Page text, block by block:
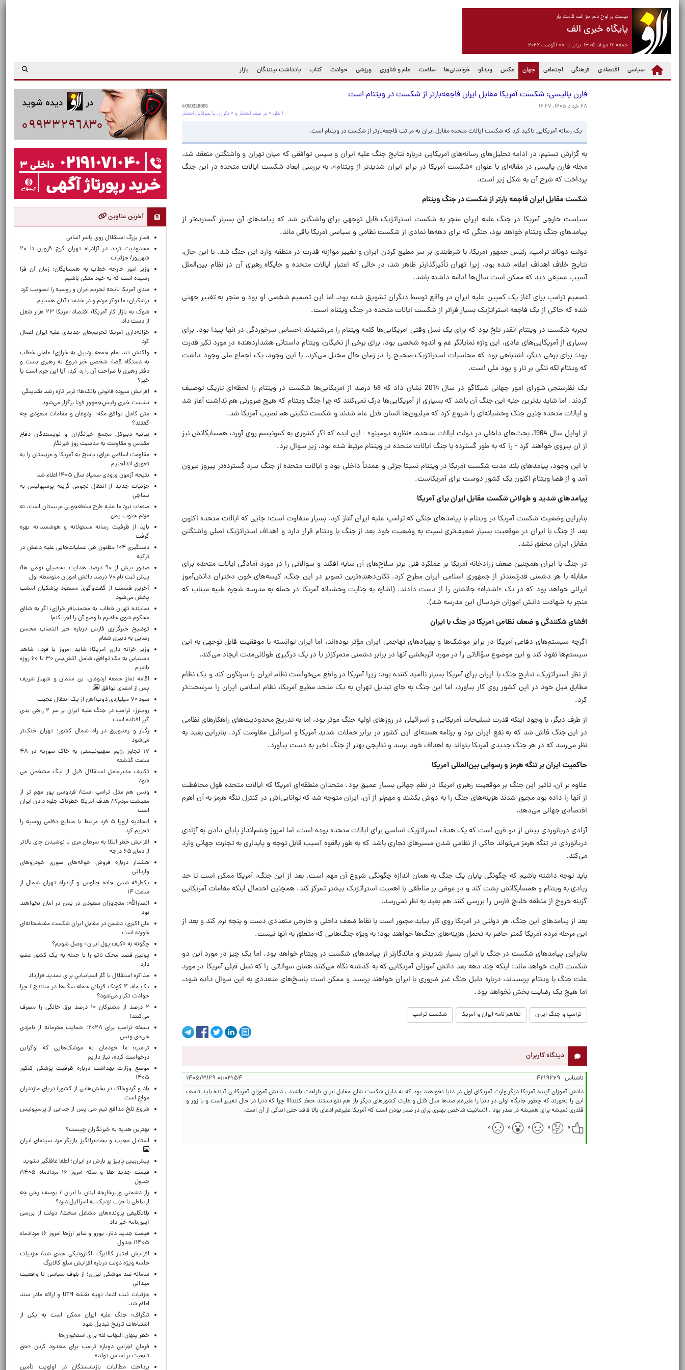
نیست بر لوح دلم جز الف قامت یار
پایگاه خبری الف
جمعه ۱۶ مرداد ۱۴۰۵ برابر با ۰۷ آگوست ۲۰۲۶
سیاسی اقتصادی فرهنگی اجتماعی جهان
(current) عکس ویدئو خواندنی‌ها سلامت علم و فناوری ورزشی حوادث کتاب یادداشت بینندگان بازار
فارن پالیسی: شکست آمریکا مقابل ایران فاجعه‌بارتر از شکست در ویتنام است
۲۸ خرداد ۱۴۰۵، ۱۶:۲۷
4050328065
۱ نظر، ۰ در صف انتشار و ۰ تکراری یا غیرقابل انتشار
یک رسانه آمریکایی تاکید کرد که شکست ایالات متحده مقابل ایران به مراتب فاجعه‌بارتر از شکست در ویتنام است.
به گزارش تسنیم، در ادامه تحلیل‌های رسانه‌های آمریکایی درباره نتایج جنگ علیه ایران و سپس توافقی که میان تهران و واشنگتن منعقد شد،
مجله فارن پالیسی در مقاله‌ای با عنوان «شکست آمریکا در برابر ایران شدیدتر از ویتنام»، به بررسی ابعاد شکست ایالات متحده در این جنگ
پرداخت که شرح آن به شکل زیر است.
شکست مقابل ایران فاجعه بارتر از شکست در جنگ ویتنام
سیاست خارجی آمریکا در جنگ علیه ایران منجر به شکست استراتژیک قابل توجهی برای واشنگتن شد که پیامدهای آن بسیار گسترده‌تر از
پیامدهای جنگ ویتنام خواهد بود، جنگی که برای دهه‌ها نمادی از شکست نظامی و سیاسی آمریکا باقی ماند.
دولت دونالد ترامپ، رئیس جمهور آمریکا، با شرط‌بندی بر سر مطیع کردن ایران و تغییر موازنه قدرت در منطقه وارد این جنگ شد. با این حال،
نتایج خلاف اهداف اعلام شده بود، زیرا تهران تأثیرگذارتر ظاهر شد، در حالی که اعتبار ایالات متحده و جایگاه رهبری آن در نظام بین‌الملل
آسیب عمیقی دید که ممکن است سال‌ها ادامه داشته باشد.
تصمیم ترامپ برای آغاز یک کمپین علیه ایران در واقع توسط دیگران تشویق شده بود، اما این تصمیم شخصی او بود و منجر به تغییر جهتی
شده که حاکی از یک فاجعه استراتژیک بسیار فراتر از شکست ایالات متحده در جنگ ویتنام است.
تجربه شکست در ویتنام آنقدر تلخ بود که برای یک نسل وقتی آمریکایی‌ها کلمه ویتنام را می‌شنیدند احساس سرخوردگی در آنها پیدا بود. برای
بسیاری از آمریکایی‌های عادی، این واژه نمایانگر غم و اندوه شخصی بود. برای برخی از نخبگان، ویتنام داستانی هشداردهنده در مورد تکبر قدرت
بود؛ برای برخی دیگر، اشتباهی بود که محاسبات استراتژیک صحیح را در زمان حال مختل می‌کرد. با این وجود، یک اجماع ملی وجود داشت
که ویتنام لکه ننگی بر تار و پود ملی است.
یک نظرسنجی شورای امور جهانی شیکاگو در سال 2014 نشان داد که 58 درصد از آمریکایی‌ها شکست در ویتنام را لحظه‌ای تاریک توصیف
کردند. اما شاید بدترین جنبه این جنگ آن باشد که بسیاری از آمریکایی‌ها درک نمی‌کنند که چرا جنگ ویتنام که هیچ ضرورتی هم نداشت آغاز شد
و ایالات متحده چنین جنگ وحشیانه‌ای را شروع کرد که میلیون‌ها انسان قتل عام شدند و شکست ننگینی هم نصیب آمریکا شد.
از اوایل سال 1964، بحث‌های داخلی در دولت ایالات متحده، «نظریه دومینو» - این ایده که اگر کشوری به کمونیسم روی آورد، همسایگانش نیز
از آن پیروی خواهند کرد - را که به طور گسترده با جنگ ایالات متحده در ویتنام مرتبط شده بود، زیر سوال برد.
با این وجود، پیامدهای بلند مدت شکست آمریکا در ویتنام نسبتا جزئی و عمدتاً داخلی بود و ایالات متحده از جنگ سرد گسترده‌تر پیروز بیرون
آمد و از قضا ویتنام اکنون یک کشور دوست برای آمریکاست.
پیامدهای شدید و طولانی شکست مقابل ایران برای آمریکا
بنابراین وضعیت شکست آمریکا در ویتنام با پیامدهای جنگی که ترامپ علیه ایران آغاز کرد، بسیار متفاوت است؛ جایی که ایالات متحده اکنون
بعد از جنگ با ایران در موقعیت بسیار ضعیف‌تری نسبت به وضعیت خود بعد از جنگ با ویتنام قرار دارد و اهداف استراتژیک اصلی واشنگتن
مقابل ایران محقق نشد.
در جنگ با ایران همچنین ضعف زرادخانه آمریکا بر عملکرد فنی برتر سلاح‌های آن سایه افکند و سوالاتی را در مورد آمادگی ایالات متحده برای
مقابله با هر دشمنی قدرتمندتر از جمهوری اسلامی ایران مطرح کرد. تکان‌دهنده‌ترین تصویر در این جنگ، کیسه‌های خون دختران دانش‌آموز
ایرانی خواهد بود که در یک «اشتباه» جانشان را از دست دادند. (اشاره به جنایت وحشیانه آمریکا در حمله به مدرسه شجره طیبه میناب که
منجر به شهادت دانش آموزان خردسال این مدرسه شد).
افشای شکنندگی و ضعف نظامی آمریکا در جنگ با ایران
اگرچه سیستم‌های دفاعی آمریکا در برابر موشک‌ها و پهپادهای تهاجمی ایران مؤثر بوده‌اند، اما ایران توانسته با موفقیت قابل توجهی به این
سیستم‌ها نفوذ کند و این موضوع سؤالاتی را در مورد اثربخشی آنها در برابر دشمنی متمرکزتر یا در یک درگیری طولانی‌مدت ایجاد می‌کند.
از نظر استراتژیک، نتایج جنگ با ایران برای آمریکا بسیار ناامید کننده بود؛ زیرا آمریکا در واقع می‌خواست نظام ایران را سرنگون کند و یک نظام
مطابق میل خود در این کشور روی کار بیاورد، اما این جنگ به جای تبدیل تهران به یک متحد مطیع آمریکا، نظام اسلامی ایران را سرسخت‌تر
کرد.
از طرف دیگر، با وجود اینکه قدرت تسلیحات آمریکایی و اسرائیلی در روزهای اولیه جنگ موثر بود، اما به تدریج محدودیت‌های راهکارهای نظامی
در این جنگ فاش شد که به نفع ایران بود و برنامه هسته‌ای این کشور در برابر حملات شدید آمریکا و اسرائیل مقاومت کرد. بنابراین بعید به
نظر می‌رسد که در هر جنگ جدیدی آمریکا بتواند به اهداف خود برسد و نتایجی بهتر از جنگ اخیر به دست بیاورد.
حاکمیت ایران بر تنگه هرمز و رسوایی بین‌المللی آمریکا
علاوه بر آن، تاثیر این جنگ بر موقعیت رهبری آمریکا در نظم جهانی بسیار عمیق بود. متحدان منطقه‌ای آمریکا که ایالات متحده قول محافظت
از آنها را داده بود مجبور شدند هزینه‌های جنگ را به دوش بکشند و مهم‌تر از آن، ایران متوجه شد که توانایی‌اش در کنترل تنگه هرمز به آن اهرم
اقتصادی جهانی می‌دهد.
آزادی دریانوردی بیش از دو قرن است که یک هدف استراتژیک اساسی برای ایالات متحده بوده است، اما امروز چشم‌انداز پایان دادن به آزادی
دریانوردی در تنگه هرمز می‌تواند حاکی از نظامی شدن مسیرهای تجاری باشد که به طور بالقوه آسیب قابل توجه و پایداری به تجارت جهانی وارد
می‌کند.
باید توجه داشته باشیم که چگونگی پایان یک جنگ به همان اندازه چگونگی شروع آن مهم است. بعد از این جنگ، آمریکا ممکن است تا حد
زیادی به ویتنام و همسایگانش پشت کند و در عوض بر مناطقی با اهمیت استراتژیک بیشتر تمرکز کند. همچنین احتمال اینکه مقامات آمریکایی
گزینه خروج از منطقه خلیج فارس را بررسی کنند هم بعید به نظر نمی‌رسد.
بعد از پیامدهای این جنگ، هر دولتی در آمریکا روی کار بیاید مجبور است با نقاط ضعف داخلی و خارجی متعددی دست و پنجه نرم کند و بعد از
این مرحله مردم آمریکا کمتر حاضر به تحمل هزینه‌های جنگ‌ها خواهند بود؛ به ویژه جنگ‌هایی که متعلق به آنها نیست.
بنابراین پیامدهای شکست در جنگ با ایران بسیار شدیدتر و ماندگارتر از پیامدهای شکست در ویتنام خواهد بود. اما یک چیز در مورد این دو
شکست ثابت خواهد ماند: اینکه چند دهه بعد دانش آموزان آمریکایی که به گذشته نگاه می‌کنند همان سوالاتی را که نسل قبلی آمریکا در مورد
علت جنگ با ویتنام پرسیدند، درباره دلیل جنگ غیر ضروری با ایران خواهند پرسید و ممکن است پاسخ‌های متعددی به این سوال داده شود،
اما هیچ یک رضایت بخش نخواهد بود.
ترامپ و جنگ ایران تفاهم نامه ایران و آمریکا شکست ترامپ
دیدگاه کاربران
ناشناس ۴۲۱۹۲۶۹
۰۱:۰۳:۵۴ ۱۴۰۵/۳/۲۹
دانش آموزان آینده آمریکا دیگر وارث آمریکای اول در دنیا نخواهند بود که به دلیل شکست شان مقابل ایران ناراحت باشند . دانش آموزان آمریکایی آینده باید تاسف
این را بخورند که چطور جایگاه اولی در دنیا را علیرغم صدها سال قتل و غارت کشورهای دیگر باز هم نتوانستند حفظ کنند‌!!! چرا که دنیا در حال تغییر است و با زور و
قلدری نمیشه برای همیشه در صدر بود . انسانیت شاخص بهتری برای در صدر بودن است که آمریکا علیرغم ادعای بالا فاقد حتی اندکی از آن است.
۰
۰ ۰ ۰ ۰
آخرین عناوین
قمار بزرگ استقلال روی یاسر آسانی
محدودیت تردد در آزادراه تهران کرج قزوین تا ۲۰
شهریور/ جزئیات
وزیر امور خارجه خطاب به همسایگان: زمان آن فرا
رسیده است که به خود متکی باشیم
سنای آمریکا لایحه تحریم ایران و روسیه را تصویب کرد
پزشکیان: ما نوکر مردم و در خدمت آنان هستیم
شوک به بازار کار آمریکا/ اقتصاد امریکا ۲۳ هزار شغل
از دست داد
خزانه‌داری آمریکا تحریم‌های جدیدی علیه ایران اعمال
کرد
واکنش تند امام جمعه اردبیل به خرازی/ عاملی خطاب
به دستگاه قضا: شخصی خبر دروغ به رهبری بست و
دفتر رهبری با صراحت آن را رد کرد، آیا این جرم است یا
خیر؟
افزایش سپرده قانونی بانک‌ها؛ ترمز تازه رشد نقدینگی
نشست خبری رئیس‌جمهور فردا برگزار می‌شود
متن کامل توافق مکه؛ اردوغان و مقامات سعودی چه
گفتند؟
بیانیه دبیرکل مجمع خبرنگاران و نویسندگان دفاع
مقدس و مقاومت به مناسبت روز خبرنگار
مقاومت اسلامی عراق: پاسخ به آمریکا و عربستان را به
تعویق انداختیم
نتیجه آزمون ورودی سمپاد سال ۱۴۰۵ اعلام شد
جزئیات جدید از انتقال نجومی گزینه پرسپولیس به
نساجی
صنعاء: نبرد ما علیه طرح سلطه‌جویی عربستان است، نه
مردم جنوب یمن
باید از ظرفیت رسانه مسئولانه و هوشمندانه بهره
گرفت
دستگیری ۱۰۴ مظنون طی عملیات‌هایی علیه داعش در
ترکیه
صدور بیش از ۹۰ درصد هدایت تحصیلی نهمی ها/
پیش ثبت نام ۷۰ درصد دانش اموزان متوسطه اول
آخرین قسمت از گفت‌وگوی مسعود پزشکیان امشب
پخش می‌شود
نماینده تهران خطاب به محمدباقر خرازی: اگر به شلاق
محکوم شوی حاضرم با وضو آن را اجرا کنم!
توضیح خبرگزاری فارس درباره خبر انتصاب محسن
رضایی به دبیری شعام
وزیر خزانه داری آمریکا: شاید امروز یا فردا، شاهد
دستیابی به یک توافق، شامل آتش‌بس ۳۰ تا ۶۰ روزه
باشیم
اقامه نماز جمعه اردوغان، بن ‌سلمان و شهباز شریف
پس از امضای توافق
سود ۷۰ میلیاردی ذوب‌آهن از یک انتقال عجیب
رویترز: ترامپ در جنگ علیه ایران بر سر ۲ راهی بدی
گیر افتاده است
رگبار و رعدوبرق در راه شمال کشور؛ تهران خنک‌تر
می‌شود
۱۷ تجاوز رژیم صهیونیستی به خاک سوریه در ۴۸
ساعت گذشته
تکلیف مدیرعامل استقلال قبل از لیگ مشخص می
شود
ونس هم مثل ترامپ است/ فردوسی پور مهم تر از
معیشت مردم؟!/ هدف آمریکا خطرناک جلوه دادن ایران
است
اتحادیه اروپا ۵ فرد مرتبط با صنایع دفاعی روسیه را
تحریم کرد
افزایش خطر ابتلا به سرطان مری با نوشیدن چای بالاتر
از دمای ۶۵ درجه
هشدار درباره فروش حواله‌های صوری خودروهای
وارداتی
یکطرفه شدن جاده چالوس و آزادراه تهران–شمال از
ساعت ۱۴
انصارالله: متجاوزان سعودی در یمن در امان نخواهند
بود
علی اکبری: دشمن در مقابل ایران شکست مفتضحانه‌ای
خورده است
چگونه به «کیف پول ایران» وصل شویم؟
پوتین قصد محک ناتو را با حمله به یک کشور عضو
دارد
مذاکره استقلال با گلر اسپانیایی برای تمدید قرارداد
یک ماه، ۴ کودک قربانی حمله سگ‌ها در سنندج / چرا
حوادث تکرار می‌شود؟
۲ درصد از مشترکان ۱۰ درصد برق خانگی را مصرف
می‌کنند!
نسخه ترامپ برای ۲۰۲۸؛ حمایت محرمانه از نامزدی
جی‌دی ونس
ترامپ: ما خودمان به موشک‌هایی که اوکراین
درخواست کرده، نیاز داریم
موضع وزارت بهداشت درباره ظرفیت پزشکی کنکور
۱۴۰۵
باد و گردوخاک در بخش‌هایی از کشور/ دریای مازندران
مواج است
شروع تلخ مدافع تیم ملی پس از جدایی از پرسپولیس
بهترین هدیه به خبرنگاران چیست؟
استایل عجیب و بحث‌برانگیز بازیگر مرد سینمای ایران
پیش‌بینی پاییز پر بارش در ایران؛ لطفا غافلگیر نشوید
قیمت جدید طلا و سکه امروز ۱۶ مردادماه ۱۴۰۵/
جدول
راز دشمنی وزیرخارجه لبنان با ایران / یوسف رجی چه
ارتباطی با حزب نزدیک به اسرائیل دارد؟
بلاتکلیفی پرونده‌های مشاغل سخت/ دولت از بررسی
آیین‌نامه خبر داد
قیمت جدید دلار، یورو و سایر ارزها امروز ۱۶ مردادماه
۱۴۰۵/ جدول
افزایش اعتبار کالابرگ الکترونیکی جدی شد/ جزییات
جلسه ویژه دولت درباره افزایش مبلغ کالابرگ
سامانه ضد موشکی لیزری؛ از بلوف سیاسی تا واقعیت
میدانی
جزئیات ثبت ادعا، تهیه نقشه UTM و ارائه مادر سند
اعلام شد
تلگراف: جنگ علیه ایران ممکن است به یکی از
اشتباهات تاریخ تبدیل شود
خطر پنهان التهاب لثه برای استخوان‌ها
فرمان اجرایی دوباره ترامپ برای محدود کردن «حق
تابعیت بر اساس تولد»
پرداخت مطالبات بازنشستگان در اولویت تأمین